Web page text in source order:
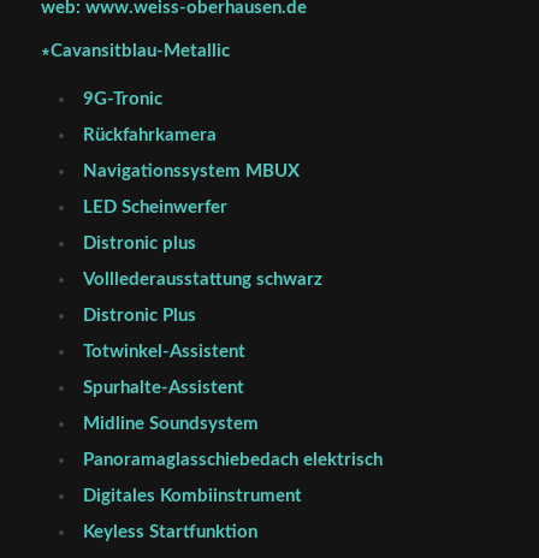
web: www.weiss-oberhausen.de
∗Cavansitblau-Metallic
9G-Tronic
Rückfahrkamera
Navigationssystem MBUX
LED Scheinwerfer
Distronic plus
Volllederausstattung schwarz
Distronic Plus
Totwinkel-Assistent
Spurhalte-Assistent
Midline Soundsystem
Panoramaglasschiebedach elektrisch
Digitales Kombiinstrument
Keyless Startfunktion